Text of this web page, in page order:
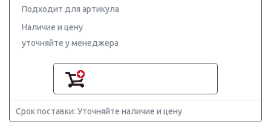
Подходит для артикула
Наличие и цену
уточняйте у менеджера
Срок поставки: Уточняйте наличие и цену